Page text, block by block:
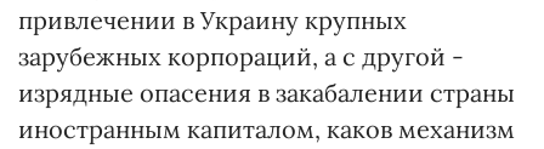
привлечении в Украину крупных
зарубежных корпораций, а с другой -
изрядные опасения в закабалении страны
иностранным капиталом, каков механизм